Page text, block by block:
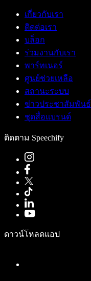
เกี่ยวกับเรา
ติดต่อเรา
บล็อก
ร่วมงานกับเรา
พาร์ทเนอร์
ศูนย์ช่วยเหลือ
สถานะระบบ
ข่าวประชาสัมพันธ์
ชุดสื่อแบรนด์
ติดตาม Speechify
ดาวน์โหลดแอป